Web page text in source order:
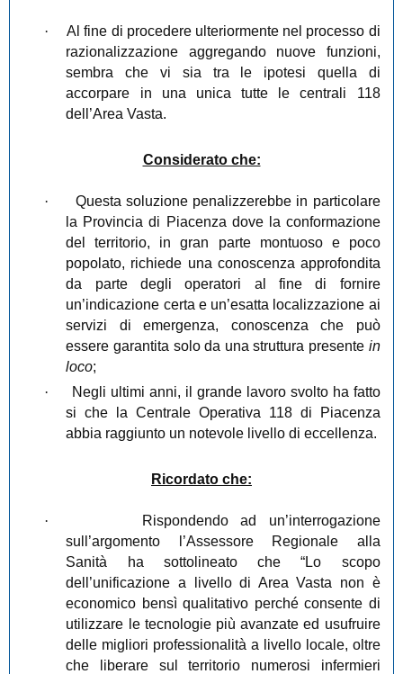
·
Al fine di procedere ulteriormente nel processo di
razionalizzazione aggregando nuove funzioni,
sembra che vi sia tra le ipotesi quella di
accorpare in una unica tutte le centrali 118
dell’Area Vasta.
Considerato che:
·
Questa soluzione penalizzerebbe in particolare
la Provincia di Piacenza dove la conformazione
del territorio, in gran parte montuoso e poco
popolato, richiede una conoscenza approfondita
da parte degli operatori al fine di fornire
un’indicazione certa e un’esatta localizzazione ai
servizi di emergenza, conoscenza che può
essere garantita solo da una struttura presente in
loco;
·
Negli ultimi anni, il grande lavoro svolto ha fatto
si che la Centrale Operativa 118 di Piacenza
abbia raggiunto un notevole livello di eccellenza.
Ricordato che:
·
Rispondendo ad un’interrogazione
sull’argomento l’Assessore Regionale alla
Sanità ha sottolineato che “Lo scopo
dell’unificazione a livello di Area Vasta non è
economico bensì qualitativo perché consente di
utilizzare le tecnologie più avanzate ed usufruire
delle migliori professionalità a livello locale, oltre
che liberare sul territorio numerosi infermieri